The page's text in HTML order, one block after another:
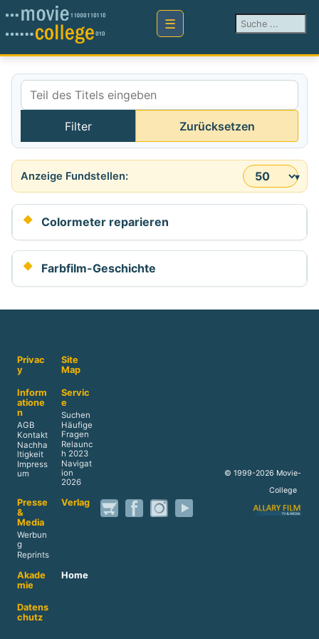
Suchen ...
Teil des Titels eingeben
Filter Zurücksetzen
Anzeige #
Colormeter reparieren
Farbfilm-Geschichte
Privac
y
Site
Map
Inform
atione
n
AGB
Kontakt
Nachha
ltigkeit
Impress
um
Servic
e
Suchen
Häufige
Fragen
Relaunc
h 2023
Navigat
ion
2026
Presse
&
Media
Werbun
g
Reprints
Verlag
Akade
mie
Home
Datens
chutz
© 1999-2026 Movie-
College